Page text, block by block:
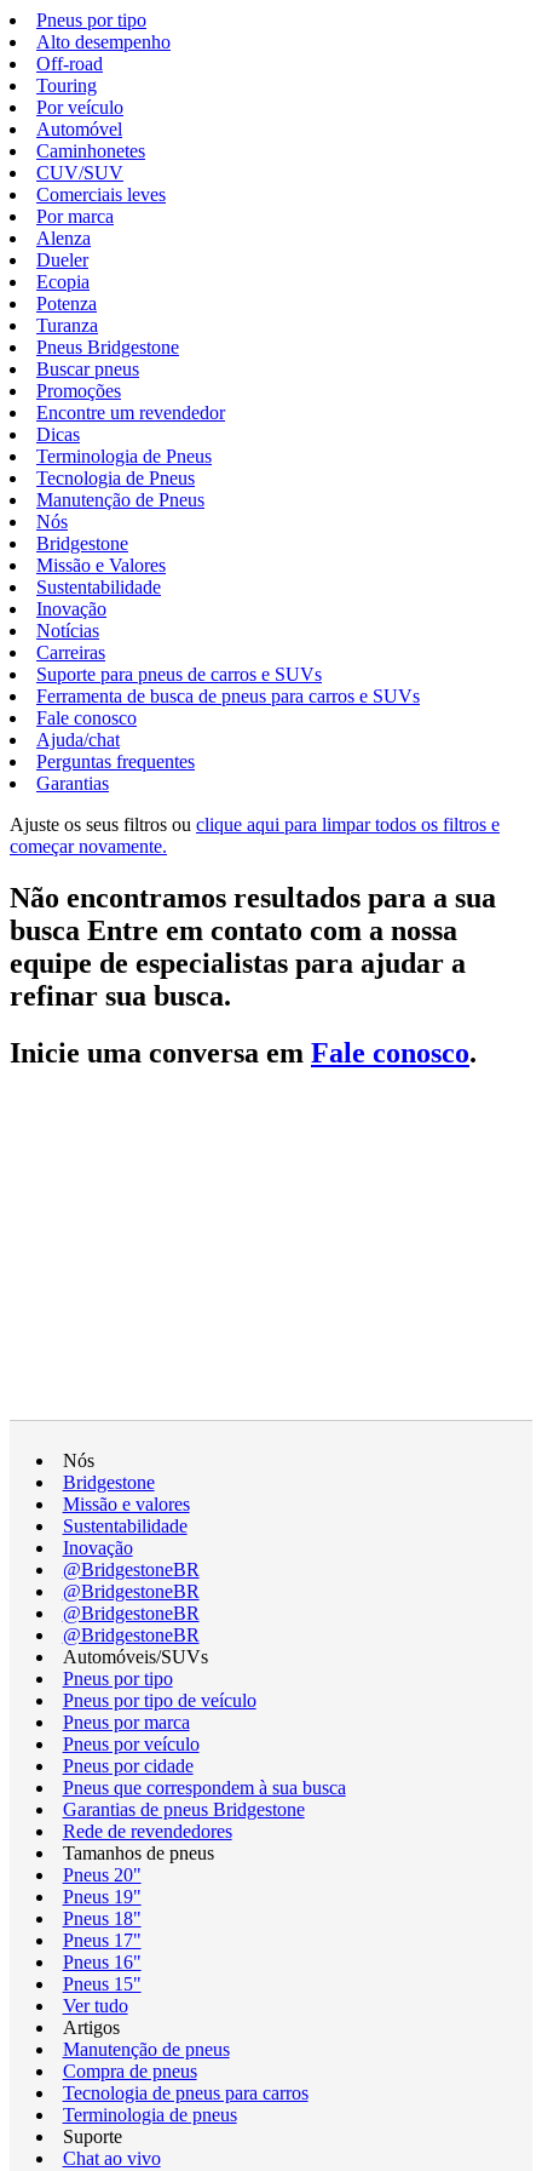
Pneus por tipo
Alto desempenho
Off-road
Touring
Por veículo
Automóvel
Caminhonetes
CUV/SUV
Comerciais leves
Por marca
Alenza
Dueler
Ecopia
Potenza
Turanza
Pneus Bridgestone
Buscar pneus
Promoções
Encontre um revendedor
Dicas
Terminologia de Pneus
Tecnologia de Pneus
Manutenção de Pneus
Nós
Bridgestone
Missão e Valores
Sustentabilidade
Inovação
Notícias
Carreiras
Suporte para pneus de carros e SUVs
Ferramenta de busca de pneus para carros e SUVs
Fale conosco
Ajuda/chat
Perguntas frequentes
Garantias
Ajuste os seus filtros ou clique aqui para limpar todos os filtros e
começar novamente.
Não encontramos resultados para a sua
busca Entre em contato com a nossa
equipe de especialistas para ajudar a
refinar sua busca.
Inicie uma conversa em Fale conosco.
Nós
Bridgestone
Missão e valores
Sustentabilidade
Inovação
@BridgestoneBR
@BridgestoneBR
@BridgestoneBR
@BridgestoneBR
Automóveis/SUVs
Pneus por tipo
Pneus por tipo de veículo
Pneus por marca
Pneus por veículo
Pneus por cidade
Pneus que correspondem à sua busca
Garantias de pneus Bridgestone
Rede de revendedores
Tamanhos de pneus
Pneus 20"
Pneus 19"
Pneus 18"
Pneus 17"
Pneus 16"
Pneus 15"
Ver tudo
Artigos
Manutenção de pneus
Compra de pneus
Tecnologia de pneus para carros
Terminologia de pneus
Suporte
Chat ao vivo